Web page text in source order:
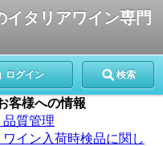
イタリアワイン専門
ログイン 検索
客様への情報
品質管理
ワイン入荷時検品に関し